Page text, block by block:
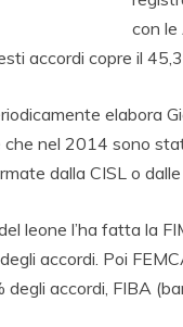
con le
accordi copre il
elabora
che nel 2014 sono
dalla CISL o
leone l’ha fatta la
accordi. Poi
degli accordi, FIBA